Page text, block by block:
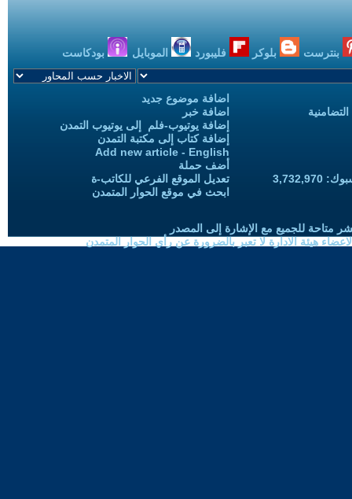
بنترست بلوكر فليبورد الموبايل بودكاست
اضافة موضوع جديد
اضافة خبر
إضافة يوتيوب-فلم إلى يوتيوب التمدن
إضافة كتاب إلى مكتبة التمدن
Add new article - English
أضف حملة
تعديل الموقع الفرعي للكاتب-ة
ابحث في موقع الحوار المتمدن
متاحة للجميع مع الإشارة إلى المصدر
هيئة الادارة لا تعبر بالضرورة عن رأي الحوار المتمدن